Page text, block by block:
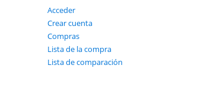
Acceder
Crear cuenta
Compras
Lista de la compra
Lista de comparación